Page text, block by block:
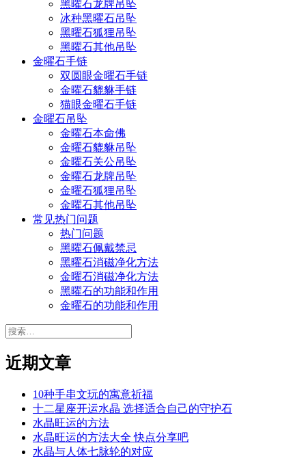
黑曜石龙牌吊坠
冰种黑曜石吊坠
黑曜石狐狸吊坠
黑曜石其他吊坠
金曜石手链
双圆眼金曜石手链
金曜石貔貅手链
猫眼金曜石手链
金曜石吊坠
金曜石本命佛
金曜石貔貅吊坠
金曜石关公吊坠
金曜石龙牌吊坠
金曜石狐狸吊坠
金曜石其他吊坠
常见热门问题
热门问题
黑曜石佩戴禁忌
黑曜石消磁净化方法
金曜石消磁净化方法
黑曜石的功能和作用
金曜石的功能和作用
搜
近期文章
10种手串文玩的寓意祈福
十二星座开运水晶 选择适合自己的守护石
水晶旺运的方法
水晶旺运的方法大全 快点分享吧
水晶与人体七脉轮的对应